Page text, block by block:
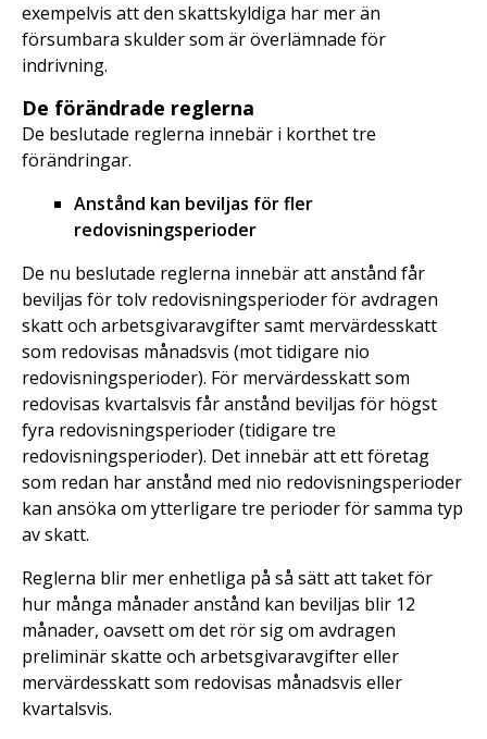
exempelvis att den skattskyldiga har mer än
försumbara skulder som är överlämnade för
indrivning.
De förändrade reglerna
De beslutade reglerna innebär i korthet tre
förändringar.
Anstånd kan beviljas för fler
redovisningsperioder
De nu beslutade reglerna innebär att anstånd får
beviljas för tolv redovisningsperioder för avdragen
skatt och arbetsgivaravgifter samt mervärdesskatt
som redovisas månadsvis (mot tidigare nio
redovisningsperioder). För mervärdesskatt som
redovisas kvartalsvis får anstånd beviljas för högst
fyra redovisningsperioder (tidigare tre
redovisningsperioder). Det innebär att ett företag
som redan har anstånd med nio redovisningsperioder
kan ansöka om ytterligare tre perioder för samma typ
av skatt.
Reglerna blir mer enhetliga på så sätt att taket för
hur många månader anstånd kan beviljas blir 12
månader, oavsett om det rör sig om avdragen
preliminär skatte och arbetsgivaravgifter eller
mervärdesskatt som redovisas månadsvis eller
kvartalsvis.